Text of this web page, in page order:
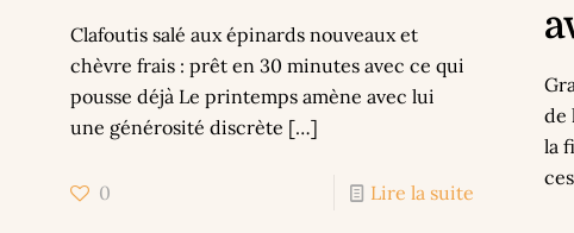
Clafoutis salé aux épinards nouveaux et
chèvre frais : prêt en 30 minutes avec ce qui
pousse déjà Le printemps amène avec lui
une générosité discrète […]
0 Lire la suite
de
la